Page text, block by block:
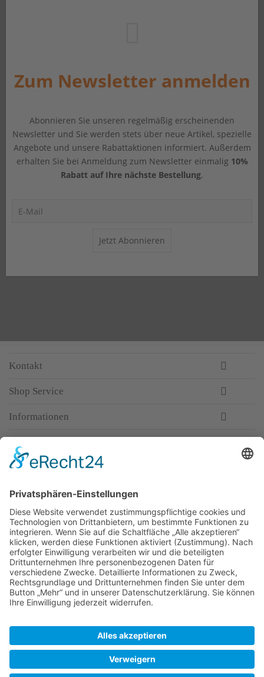
Zum Newsletter anmelden
Abonnieren Sie unseren regelmäßig erscheinenden
Newsletter und Sie werden stets über neue Artikel, spezielle
Angebote und unsere Rabattaktionen informiert. Außerdem
erhalten Sie bei Anmeldung zum Newsletter einmalig 10%
Rabatt auf Ihre nächste Bestellung.
Jetzt Abonnieren
Kontakt
Shop Service
Informationen
Top-Anbieter
Spitzenqualität
Kompetente Beratung
Partner
* Alle Preise inkl. gesetzl. Mehrwertsteuer, inkl. Versandkosten
Warum WACCEX?
Allgemeine Geschäftsbedingungen und Kundeninformationen